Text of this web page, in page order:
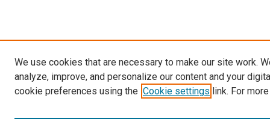
We use cookies that are necessary to make our site work.
analyze, improve, and personalize our content and your
cookie preferences using the Cookie settings link. For